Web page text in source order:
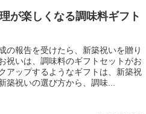
が楽しくなる調味料ギフト
の報告を受けたら、新築祝いを贈り
祝いは、調味料のギフトセットがお
アップするようなギフトは、新築祝
築祝いの選び方から、調味...